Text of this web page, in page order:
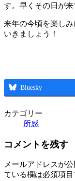
す。早くその日が来
来年の今頃を楽し
いきましょう！
Bluesky
カテゴリー
所感
コメントを残す
メールアドレスが
ている欄は必須項目